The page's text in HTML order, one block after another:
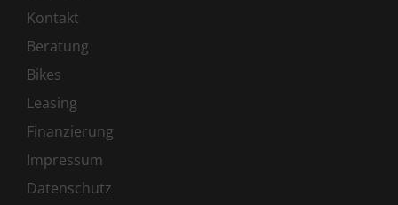
Kontakt
Beratung
Bikes
Leasing
Finanzierung
Impressum
Datenschutz